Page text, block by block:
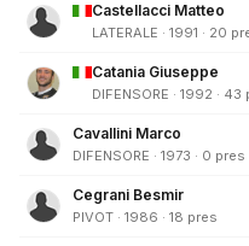
Castellacci Matteo
LATERALE · 1991 · 20
Catania Giuseppe
DIFENSORE · 1992 · 43
Cavallini Marco
DIFENSORE · 1973 · 0 pres
Cegrani Besmir
PIVOT · 1986 · 18 pres